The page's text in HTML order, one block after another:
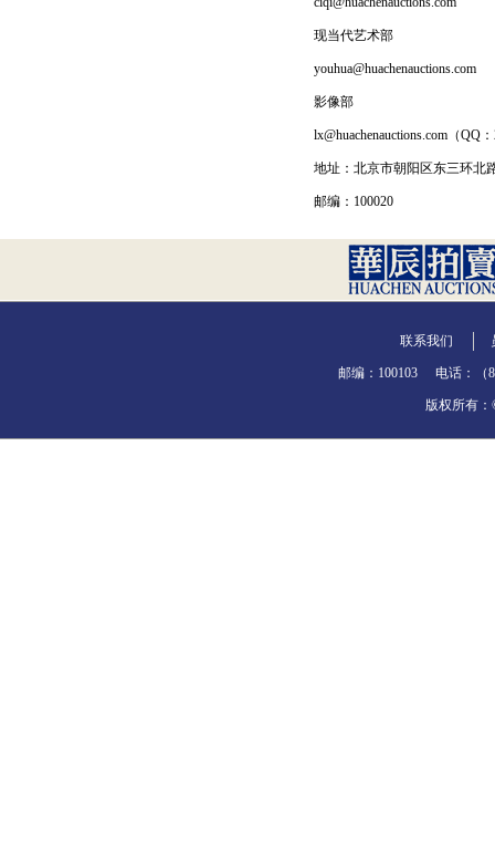
现当代艺术部
youhua@huachenauctions.com
影像部
lx@huachenauctions.com（QQ
地址：北京市朝阳区东三环北
邮编：100020
联系我们
邮编：100103 电话：（
版权所有